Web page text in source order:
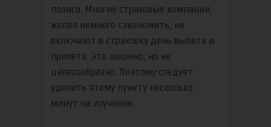
полиса. Многие страховые компании,
желая немного сэкономить, не
включают в страховку день вылета и
прилета. Это законно, но не
целесообразно. Поэтому следует
уделить этому пункту несколько
минут на изучение.